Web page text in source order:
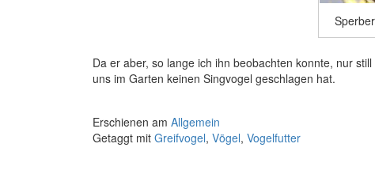
Da er aber, so lange ich ihn beobachten konnte, nur
uns im Garten keinen Singvogel geschlagen hat.
Erschienen am Allgemein
Getaggt mit Greifvogel, Vögel, Vogelfutter